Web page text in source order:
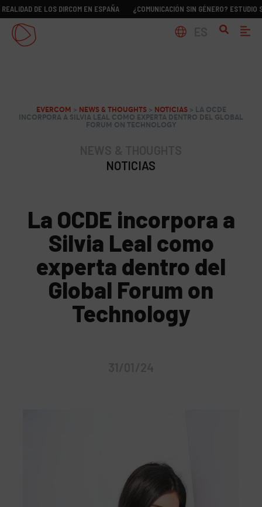
DE LOS DIRCOM EN ESPAÑA ¿COMUNICACIÓN SIN GÉNERO? ESTUDIO SOBRE
EVERCOM > NEWS & THOUGHTS> NOTICIAS> LA OCDE
INCORPORA A SILVIA LEAL COMO EXPERTA DENTRO DEL GLOBAL
FORUM ON TECHNOLOGY
NOTICIAS
La OCDE incorpora a
Silvia Leal como
experta dentro del
Global Forum on
Technology